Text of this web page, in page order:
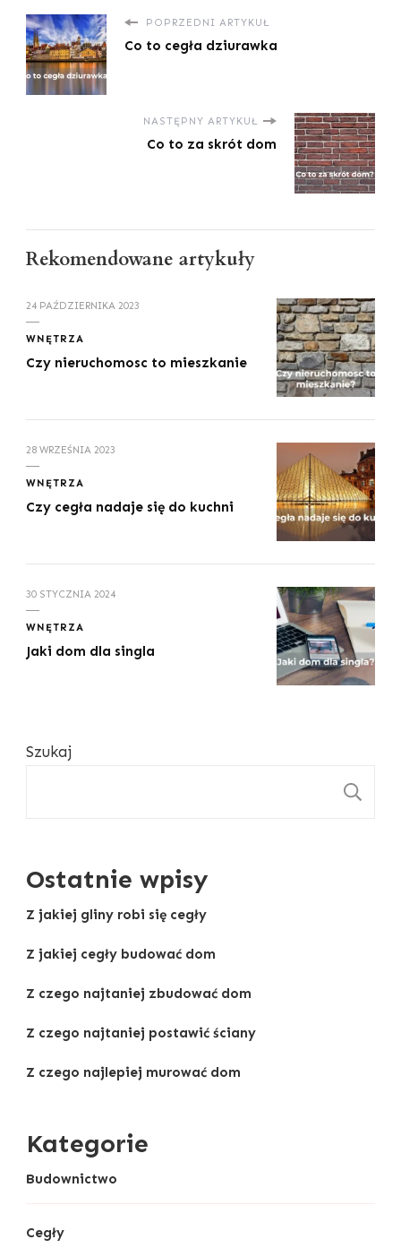
POPRZEDNI ARTYKUŁ
Co to cegła dziurawka
NASTĘPNY ARTYKUŁ
Co to za skrót dom
Rekomendowane artykuły
24 PAŹDZIERNIKA 2023
WNĘTRZA
Czy nieruchomosc to mieszkanie
28 WRZEŚNIA 2023
WNĘTRZA
Czy cegła nadaje się do kuchni
30 STYCZNIA 2024
WNĘTRZA
Jaki dom dla singla
Szukaj
Ostatnie wpisy
Z jakiej gliny robi się cegły
Z jakiej cegły budować dom
Z czego najtaniej zbudować dom
Z czego najtaniej postawić ściany
Z czego najlepiej murować dom
Kategorie
Budownictwo
Cegły